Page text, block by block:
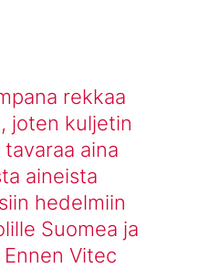
rekkaa
joten kuljetin
aina
aineista
hedelmiin
Suomea ja
Vitec